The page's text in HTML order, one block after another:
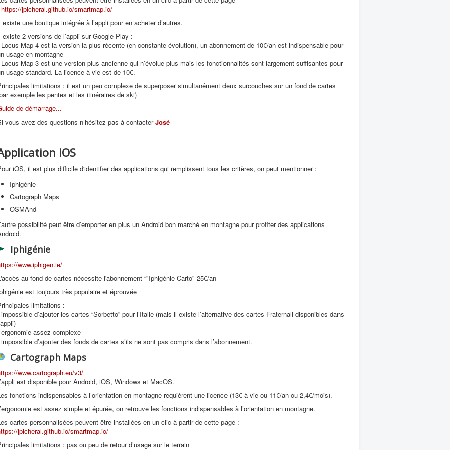
https://jpicheral.github.io/smartmap.io/
existe une boutique intégrée à l’appli pour en acheter d’autres.
existe 2 versions de l’appli sur Google Play :
Map 4 est la version la plus récente (en constante évolution), un abonnement de 10€/an est indispensable pour
usage en montagne
Map 3 est une version plus ancienne qui n’évolue plus mais les fonctionnalités sont largement suffisantes pour
usage standard. La licence à vie est de 10€.
limitations : il est un peu complexe de superposer simultanément deux surcouches sur un fond de cartes
exemple les pentes et les itinéraires de ski)
de démarrage...
vous avez des questions n’hésitez pas à contacterJosé
iOS
iOS, il est plus difficile d'identifier des applications qui remplissent tous les critères, on peut mentionner :
Iphigénie
Cartograph Maps
OSMAnd
possibilité peut être d’emporter en plus un Android bon marché en montagne pour profiter des applications
Iphigénie
www.iphigen.ie/
au fond de cartes nécessite l'abonnement “"Iphigénie Carto" 25€/an
est toujours très populaire et éprouvée
limitations :
d’ajouter les cartes “Sorbetto” pour l’Italie (mais il existe l’alternative des cartes Fraternali disponibles dans
assez complexe
d’ajouter des fonds de cartes s’ils ne sont pas compris dans l’abonnement.
Cartograph Maps
www.cartograph.eu/v3/
est disponible pour Android, iOS, Windows et MacOS.
fonctions indispensables à l’orientation en montagne requièrent une licence (13€ à vie ou 11€/an ou 2,4€/mois).
est assez simple et épurée, on retrouve les fonctions indispensables à l’orientation en montagne.
cartes personnalisées peuvent être installées en un clic à partir de cette page :
jpicheral.github.io/smartmap.io/
limitations : pas ou peu de retour d’usage sur le terrain